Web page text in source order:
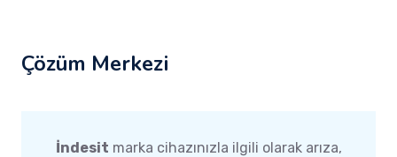
Çözüm Merkezi
İndesit marka cihazınızla ilgili olarak arıza,